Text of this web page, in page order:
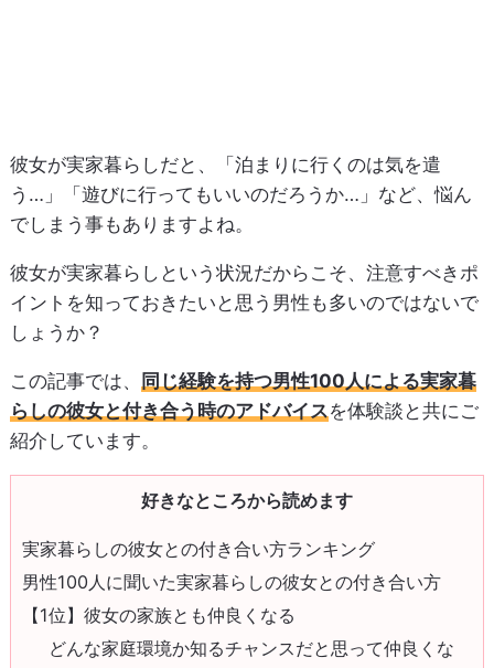
彼女が実家暮らしだと、「泊まりに行くのは気を遣
う…」「遊びに行ってもいいのだろうか…」など、悩ん
でしまう事もありますよね。
彼女が実家暮らしという状況だからこそ、注意すべきポ
イントを知っておきたいと思う男性も多いのではないで
しょうか？
この記事では、
同じ経験を持つ男性100人による実家暮
らしの彼女と付き合う時のアドバイスを体験談と共にご
紹介しています。
好きなところから読めます
実家暮らしの彼女との付き合い方ランキング
男性100人に聞いた実家暮らしの彼女との付き合い方
【1位】彼女の家族とも仲良くなる
どんな家庭環境か知るチャンスだと思って仲良くな